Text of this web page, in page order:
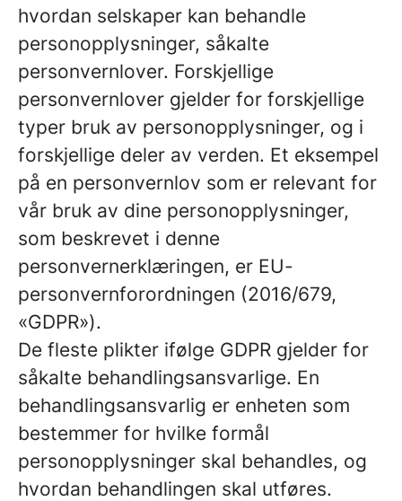
hvordan selskaper kan behandle
personopplysninger, såkalte
personvernlover. Forskjellige
personvernlover gjelder for forskjellige
typer bruk av personopplysninger, og i
forskjellige deler av verden. Et eksempel
på en personvernlov som er relevant for
vår bruk av dine personopplysninger,
som beskrevet i denne
personvernerklæringen, er EU-
personvernforordningen (2016/679,
«GDPR»).
De fleste plikter ifølge GDPR gjelder for
såkalte behandlingsansvarlige. En
behandlingsansvarlig er enheten som
bestemmer for hvilke formål
personopplysninger skal behandles, og
hvordan behandlingen skal utføres.